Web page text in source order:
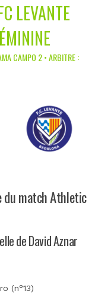
LEVANTE
CAMPO 2 • ARBITRE :
du match Athletic
de David Aznar
(n°13)